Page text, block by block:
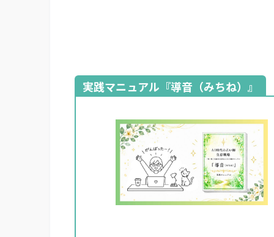
実践マニュアル『導音（みちね）』